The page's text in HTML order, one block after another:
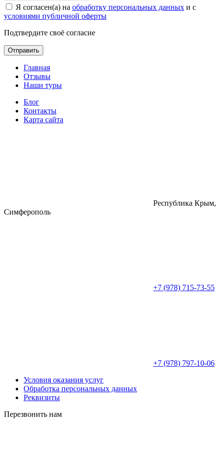
Я согласен(а) на обработку персональных данных и с
условиями публичной оферты
Подтвердите своё согласие
Отправить
Главная
Отзывы
Наши туры
Блог
Контакты
Карта сайта
Республика Крым,
Симферополь
+7 (978) 715-73-55
+7 (978) 797-10-06
Условия оказания услуг
Обработка персональных данных
Реквизиты
Перезвонить нам